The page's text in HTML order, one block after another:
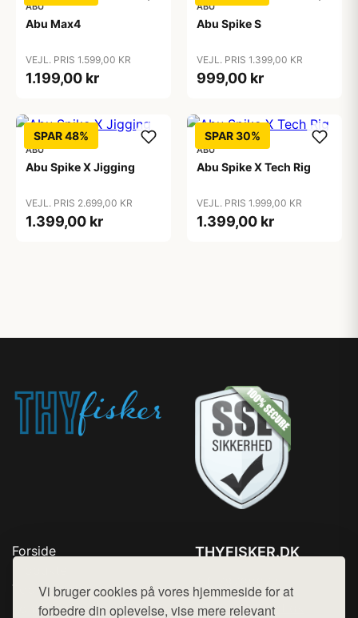
Vi bruger cookies på vores hjemmeside for at
forbedre din oplevelse, vise mere relevant
ABU
Abu Max4
VEJL. PRIS 1.599,00 KR
1.199,00 kr
ABU
Abu Spike S
VEJL. PRIS 1.399,00 KR
999,00 kr
SPAR 48%
ABU
Abu Spike X Jigging
VEJL. PRIS 2.699,00 KR
1.399,00 kr
SPAR 30%
ABU
Abu Spike X Tech Rig
VEJL. PRIS 1.999,00 KR
1.399,00 kr
Forside
Top Rabatter
Kontakt
THYFISKER.DK
Mail: hej@want.dk